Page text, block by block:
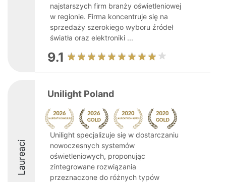
najstarszych firm branży oświetleniowej
w regionie. Firma koncentruje się na
sprzedaży szerokiego wyboru źródeł
światła oraz elektroniki ...
9.1
Laureaci
Unilight Poland
Unilight specjalizuje się w dostarczaniu
nowoczesnych systemów
oświetleniowych, proponując
zintegrowane rozwiązania
przeznaczone do różnych typów